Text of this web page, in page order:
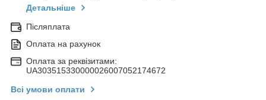
Детальніше
Післяплата
Оплата на рахунок
Оплата за реквізитами:
UA303515330000026007052174672
Всі умови оплати